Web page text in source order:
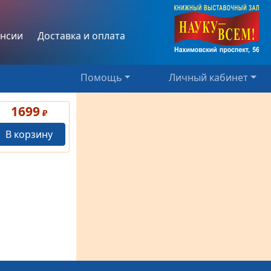
Доставка и оплата
Помощь Личный кабинет
1699₽
В корзину